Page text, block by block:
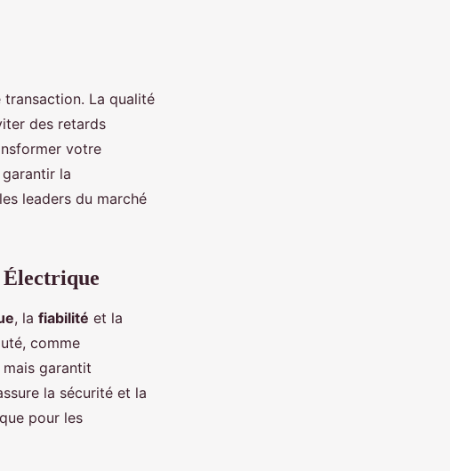
transaction. La qualité
des retards
votre
la
leaders du marché
, la fiabilité et la
comme
garantit
la sécurité et la
pour les